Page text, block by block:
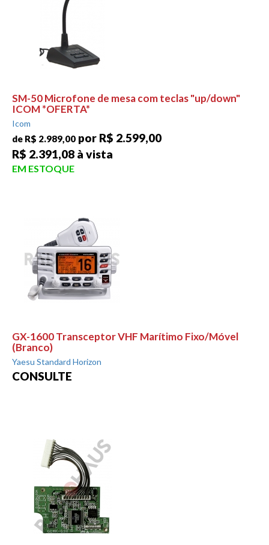
SM-50 Microfone de mesa com teclas "up/down"
ICOM *OFERTA*
Icom
de R$ 2.989,00 por R$ 2.599,00
R$ 2.391,08 à vista
EM ESTOQUE
GX-1600 Transceptor VHF Marítimo Fixo/Móvel
(Branco)
Yaesu Standard Horizon
CONSULTE